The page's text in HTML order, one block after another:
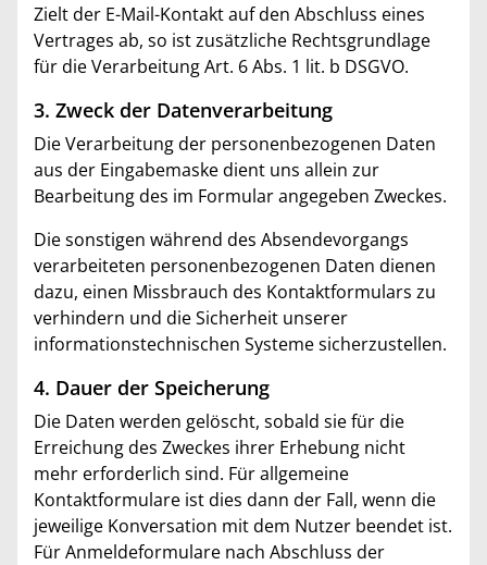
Zielt der E-Mail-Kontakt auf den Abschluss eines
Vertrages ab, so ist zusätzliche Rechtsgrundlage
für die Verarbeitung Art. 6 Abs. 1 lit. b DSGVO.
3. Zweck der Datenverarbeitung
Die Verarbeitung der personenbezogenen Daten
aus der Eingabemaske dient uns allein zur
Bearbeitung des im Formular angegeben Zweckes.
Die sonstigen während des Absendevorgangs
verarbeiteten personenbezogenen Daten dienen
dazu, einen Missbrauch des Kontaktformulars zu
verhindern und die Sicherheit unserer
informationstechnischen Systeme sicherzustellen.
4. Dauer der Speicherung
Die Daten werden gelöscht, sobald sie für die
Erreichung des Zweckes ihrer Erhebung nicht
mehr erforderlich sind. Für allgemeine
Kontaktformulare ist dies dann der Fall, wenn die
jeweilige Konversation mit dem Nutzer beendet ist.
Für Anmeldeformulare nach Abschluss der